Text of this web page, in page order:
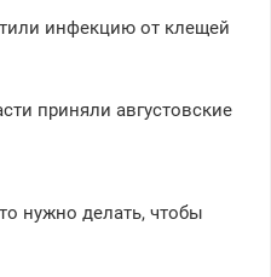
инфекцию от клещей
приняли августовские
нужно делать, чтобы